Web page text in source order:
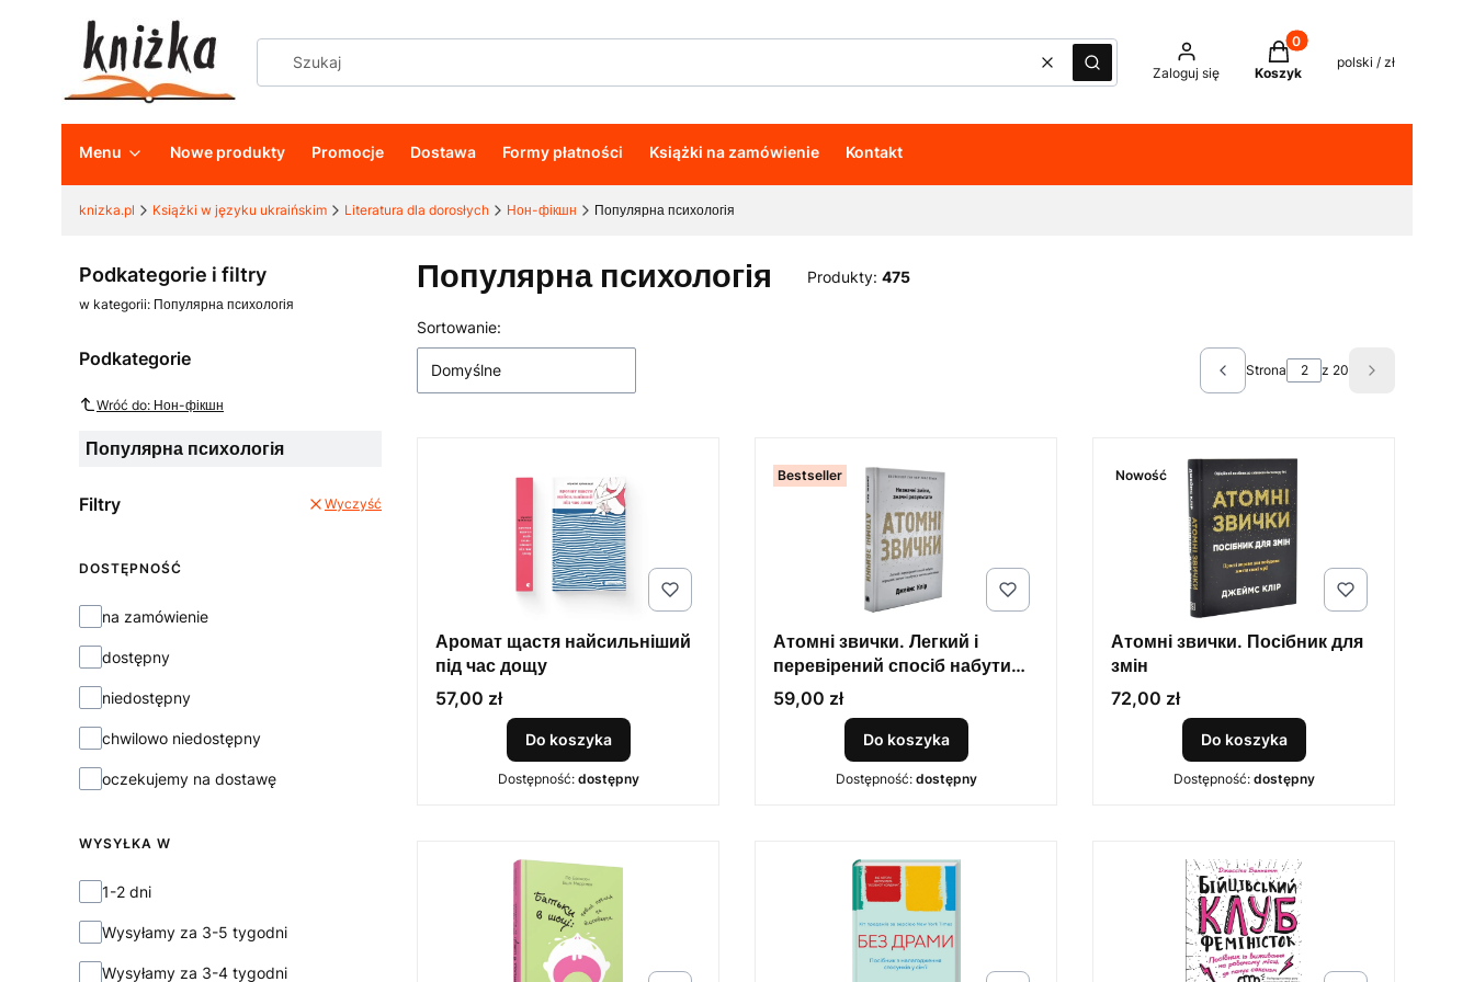
WyczyśćSzukaj Zaloguj się
Produkty w koszyku: 0.
Koszyk
polski / zł
Menu Nowe produkty Promocje Dostawa Formy płatności Książki na zamówienie Kontakt
knizka.pl Książki w języku ukraińskim Literatura dla dorosłych Нон-фікшн Популярна психологія
Podkategorie i filtry
w kategorii: Популярна психологія
Podkategorie
Wróć do: Нон-фікшн
Популярна психологія
Filtry Wyczyść
DOSTĘPNOŚĆ
Dostępność
na zamówienie
dostępny
niedostępny
chwilowo niedostępny
oczekujemy na dostawę
WYSYŁKA W
Wysyłka w
1-2 dni
Wysyłamy za 3-5 tygodni
Wysyłamy za 3-4 tygodni
Популярна психологія Produkty: 475
Lista produktów
Sortowanie:
Domyślne Poprzednie produkty
Strona z 20 Następne
Аромат щастя найсильніший
під час дощу
Cena
57,00 zł
Do koszyka
Dostępność: dostępny
Bestseller
Атомні звички. Легкий і
перевірений спосіб набути
корисних звичок і позбутися
звичок шкідливих
Cena
59,00 zł
Do koszyka
Dostępność: dostępny
Nowość
Атомні звички. Посібник для
змін
Cena
72,00 zł
Do koszyka
Dostępność: dostępny